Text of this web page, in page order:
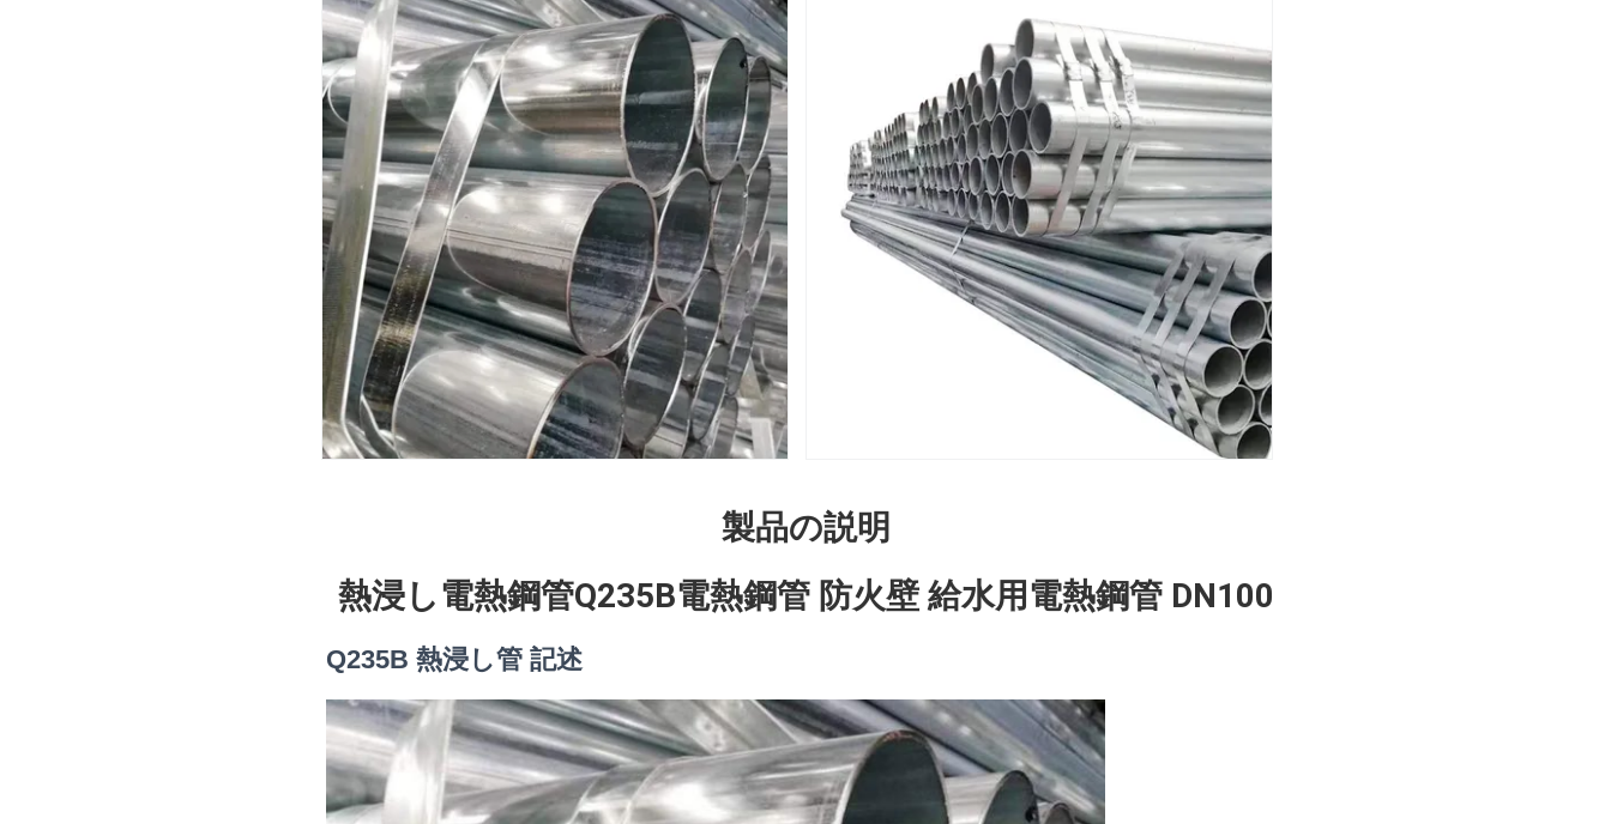
製品の説明
熱浸し電熱鋼管Q235B電熱鋼管 防火壁 給水用電熱鋼管 DN100
Q235B 熱浸し管 記述